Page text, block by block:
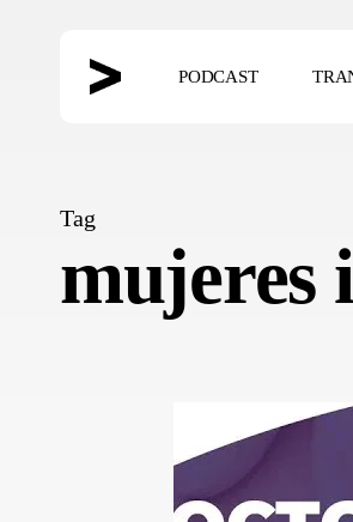
PODCAST
Tag
mujeres